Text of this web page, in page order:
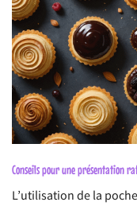
Conseils pour une présentation
L’utilisation de la